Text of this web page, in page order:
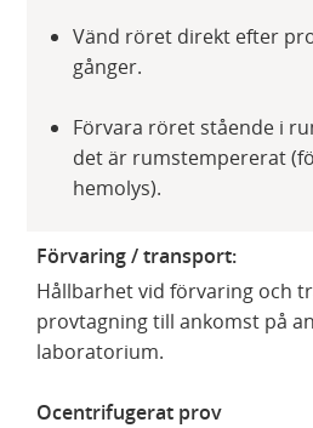
Vänd röret direkt efter
gånger.
Förvara röret stående i
det är rumstempererat
hemolys).
Förvaring / transport:
Hållbarhet vid förvaring och
provtagning till ankomst på
laboratorium.
Ocentrifugerat prov